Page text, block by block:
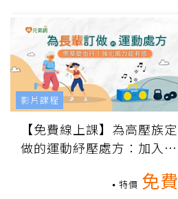
【免費線上課】為高壓族定
做的運動紓壓處方：加入行
特價 免費
影片課程